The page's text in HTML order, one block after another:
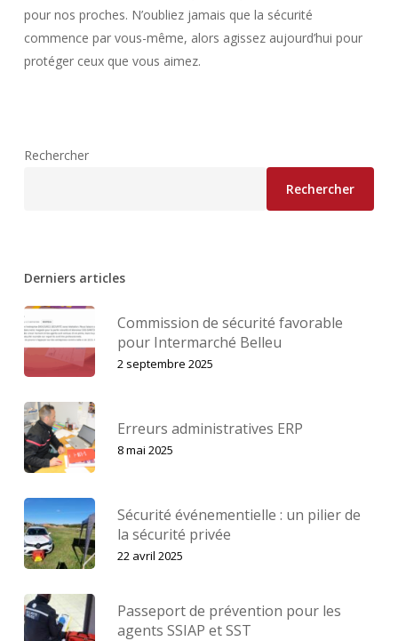
pour nos proches. N’oubliez jamais que la sécurité
commence par vous-même, alors agissez aujourd’hui pour
protéger ceux que vous aimez.
Rechercher
Rechercher
Derniers articles
Commission de sécurité favorable
pour Intermarché Belleu
2 septembre 2025
Erreurs administratives ERP
8 mai 2025
Sécurité événementielle : un pilier de
la sécurité privée
22 avril 2025
Passeport de prévention pour les
agents SSIAP et SST